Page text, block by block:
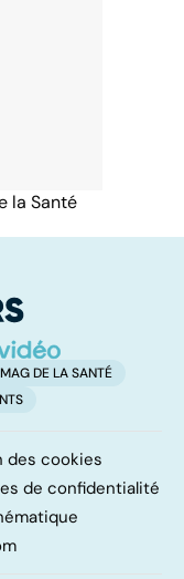
la Santé
DE LA SANTÉ
des cookies
de confidentialité